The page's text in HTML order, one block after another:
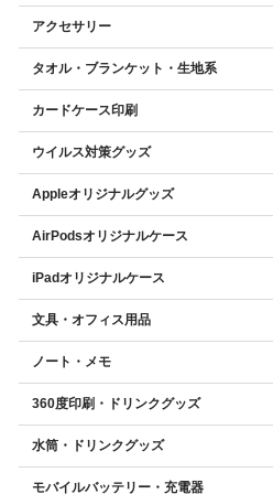
アクセサリー
タオル・ブランケット・生地系
カードケース印刷
ウイルス対策グッズ
Appleオリジナルグッズ
AirPodsオリジナルケース
iPadオリジナルケース
文具・オフィス用品
ノート・メモ
360度印刷・ドリンクグッズ
水筒・ドリンクグッズ
モバイルバッテリー・充電器